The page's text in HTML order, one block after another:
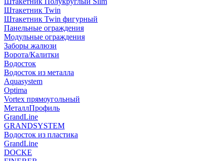
Штакетник Twin
Штакетник Twin фигурный
Панельные ограждения
Модульные ограждения
Заборы жалюзи
Ворота/Калитки
Водосток
Водосток из металла
Aquasystem
Optima
Vortex прямоугольный
МеталлПрофиль
GrandLine
GRANDSYSTEM
Водосток из пластика
GrandLine
DOCKE